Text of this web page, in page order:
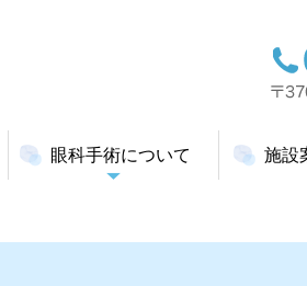
眼科手術について 施設